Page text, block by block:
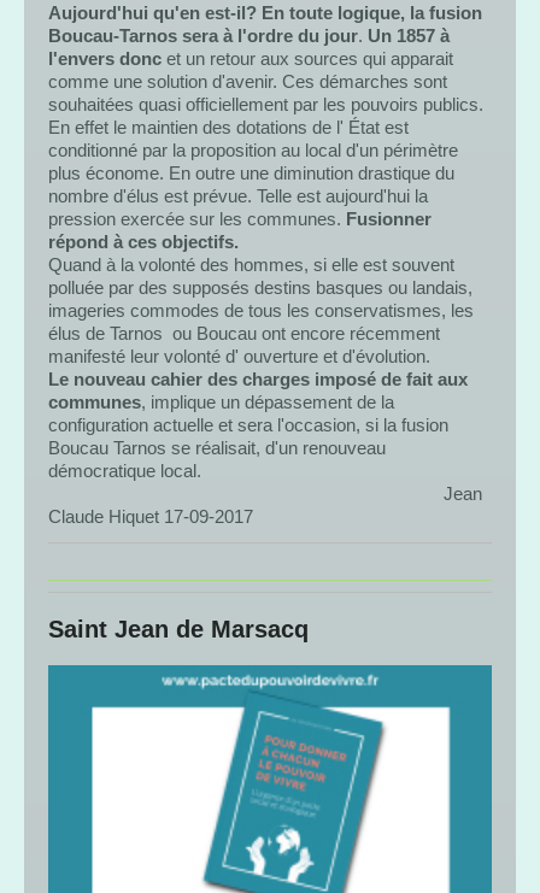
Aujourd'hui qu'en est-il? En toute logique, la fusion
Boucau-Tarnos sera à l'ordre du jour. Un 1857 à
l'envers donc et un retour aux sources qui apparait
comme une solution d'avenir. Ces démarches sont
souhaitées quasi officiellement par les pouvoirs publics.
En effet le maintien des dotations de l' État est
conditionné par la proposition au local d'un périmètre
plus économe. En outre une diminution drastique du
nombre d'élus est prévue. Telle est aujourd'hui la
pression exercée sur les communes. Fusionner
répond à ces objectifs.
Quand à la volonté des hommes, si elle est souvent
polluée par des supposés destins basques ou landais,
imageries commodes de tous les conservatismes, les
élus de Tarnos ou Boucau ont encore récemment
manifesté leur volonté d' ouverture et d'évolution.
Le nouveau cahier des charges imposé de fait aux
communes, implique un dépassement de la
configuration actuelle et sera l'occasion, si la fusion
Boucau Tarnos se réalisait, d'un renouveau
démocratique local.
Jean
Claude Hiquet 17-09-2017
Saint Jean de Marsacq